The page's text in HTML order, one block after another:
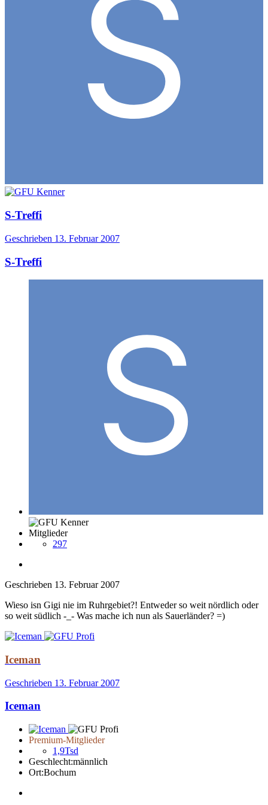
S-Treffi
Geschrieben 13. Februar 2007
S-Treffi
Mitglieder
297
Geschrieben 13. Februar 2007
Wieso isn Gigi nie im Ruhrgebiet?! Entweder so weit nördlich oder
so weit südlich -_- Was mache ich nun als Sauerländer? =)
Iceman
Geschrieben 13. Februar 2007
Iceman
Premium-Mitglieder
1,9Tsd
Geschlecht:männlich
Ort:Bochum